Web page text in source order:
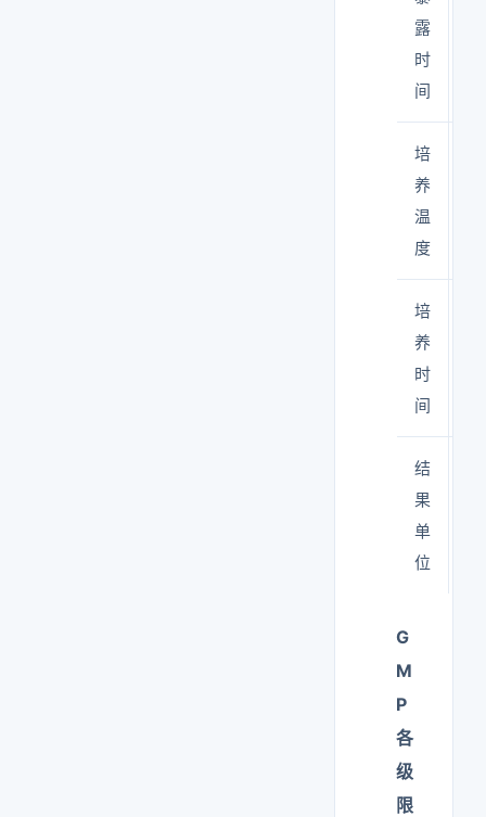
露
时
间
培
养
温
度
培
养
时
间
结
果
单
位
G
M
P
各
级
限